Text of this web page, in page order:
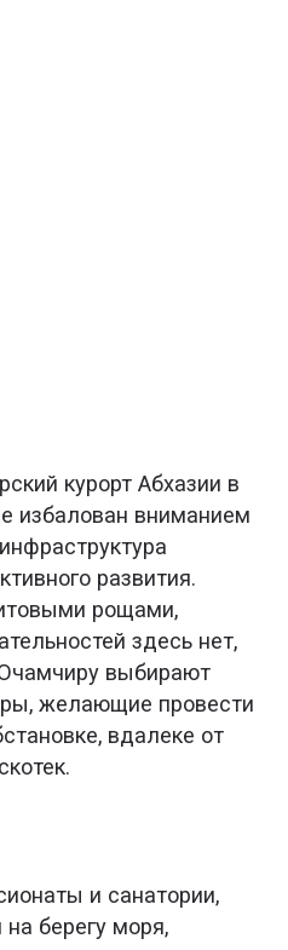
курорт Абхазии в
избалован вниманием
развития.
рощами,
здесь нет,
выбирают
желающие провести
вдалеке от
и санатории,
берегу моря,